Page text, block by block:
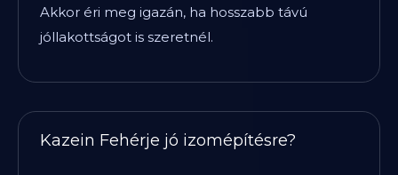
Akkor éri meg igazán, ha hosszabb távú
jóllakottságot is szeretnél.
Kazein Fehérje jó izomépítésre?